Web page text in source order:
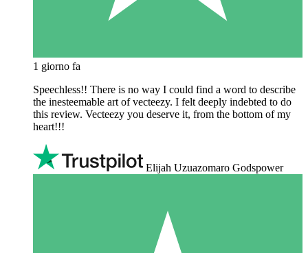
1 giorno fa
Speechless!! There is no way I could find a word to describe
the inesteemable art of vecteezy. I felt deeply indebted to do
this review. Vecteezy you deserve it, from the bottom of my
heart!!!
Elijah Uzuazomaro Godspower